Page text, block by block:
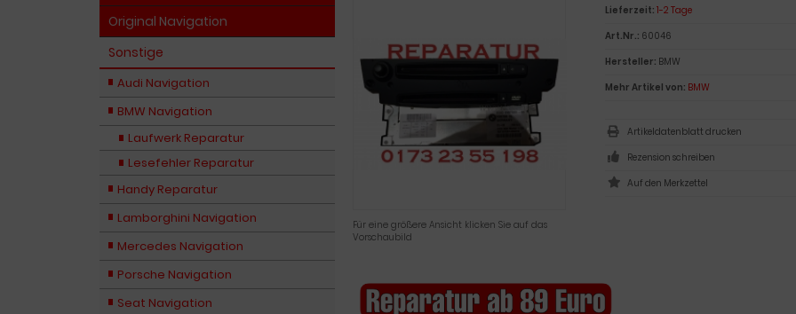
Für eine größere Ansicht klicken Sie auf das
Vorschaubild
Lieferzeit: 1-2 Tage
Art.Nr.: 60046
Hersteller: BMW
Mehr Artikel von: BMW
Artikeldatenblatt drucken
Rezension schreiben
Original Navigation
Sonstige
Audi Navigation
BMW Navigation
Laufwerk Reparatur
Lesefehler Reparatur
Handy Reparatur
Lamborghini Navigation
Mercedes Navigation
Porsche Navigation
Seat Navigation